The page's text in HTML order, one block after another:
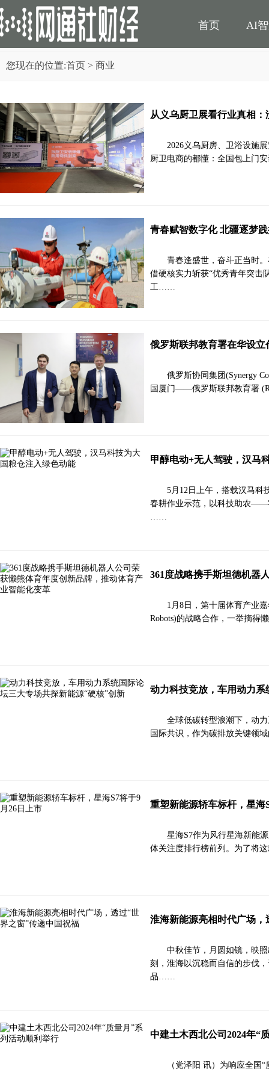
首页 AI
您现在的位置:首页 > 商业
从义乌厨卫展看行业真相
2026义乌厨房、卫浴设施
厨卫电商的都懂：全国包上门
青春赋智数字化 北疆逐梦
青春逢盛世，奋斗正当时
借硬核实力斩获“优秀青年突击
工……
俄罗斯联邦教育署在华设
俄罗斯协同集团(Synergy
国厦门——俄罗斯联邦教育署
甲醇电动+无人驾驶，汉马
5月12日上午，搭载汉马科
春耕作业示范，以科技助农——
……
361度战略携手斯坦德机器
1月8日，第十届体育产业
Robots)的战略合作，一举摘得
动力科技竞放，车用动力
全球低碳转型浪潮下，动
国际共识，作为碳排放关键领
重塑新能源轿车标杆，星海
星海S7作为风行星海新能
体关注度排行榜前列。为了将
淮海新能源亮相时代广场
中秋佳节，月圆如镜，映
刻，淮海以沉稳而自信的步伐
品……
中建土木西北公司2024年“
（党泽阳 讯）为响应全国